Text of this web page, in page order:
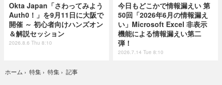
Okta Japan「さわってみよう
Auth0！」を9月11日に大阪で
開催 ～ 初心者向けハンズオン
＆解説セッション
2026.8.6 Thu 8:10
今日もどこかで情報漏えい 第
50回「2026年6月の情報漏え
い」Microsoft Excel 非表示
機能による情報漏えい第二
弾！
2026.7.14 Tue 8:10
ホーム › 特集 › 特集 › 記事